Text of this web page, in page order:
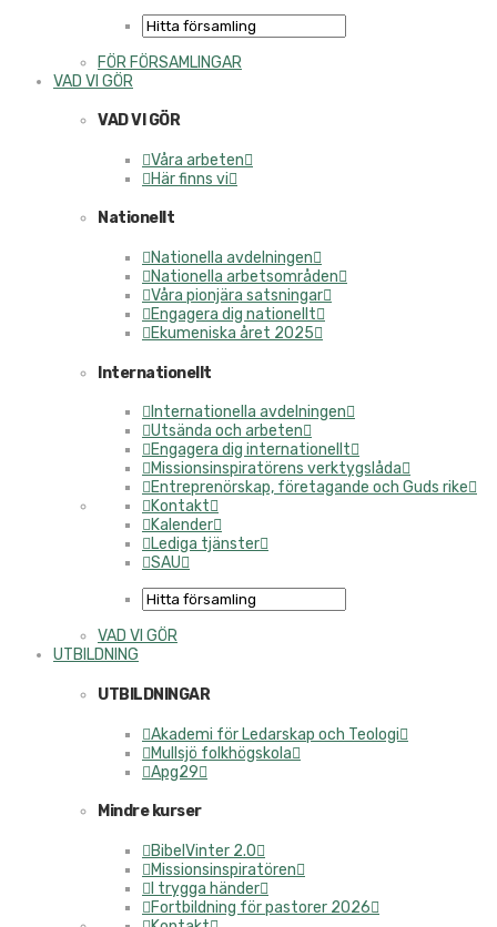
FÖR FÖRSAMLINGAR
VAD VI GÖR
VAD VI GÖR
Våra arbeten
Här finns vi
Nationellt
Nationella avdelningen
Nationella arbetsområden
Våra pionjära satsningar
Engagera dig nationellt
Ekumeniska året 2025
Internationellt
Internationella avdelningen
Utsända och arbeten
Engagera dig internationellt
Missionsinspiratörens verktygslåda
Entreprenörskap, företagande och Guds rike
Kontakt
Kalender
Lediga tjänster
SAU
VAD VI GÖR
UTBILDNING
UTBILDNINGAR
Akademi för Ledarskap och Teologi
Mullsjö folkhögskola
Apg29
Mindre kurser
BibelVinter 2.0
Missionsinspiratören
I trygga händer
Fortbildning för pastorer 2026